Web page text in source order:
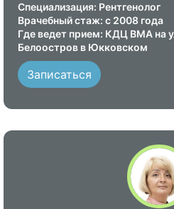
Специализация: Рентгенолог
Врачебный стаж: с 2008 года
Где ведет прием: КДЦ ВМА на
Белоостров в Юкковском
Записаться